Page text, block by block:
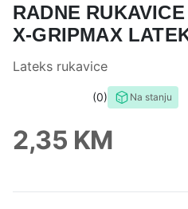
RADNE
X-GRIPMAX
Lateks rukavice
0 Na stanju
2,35 KM